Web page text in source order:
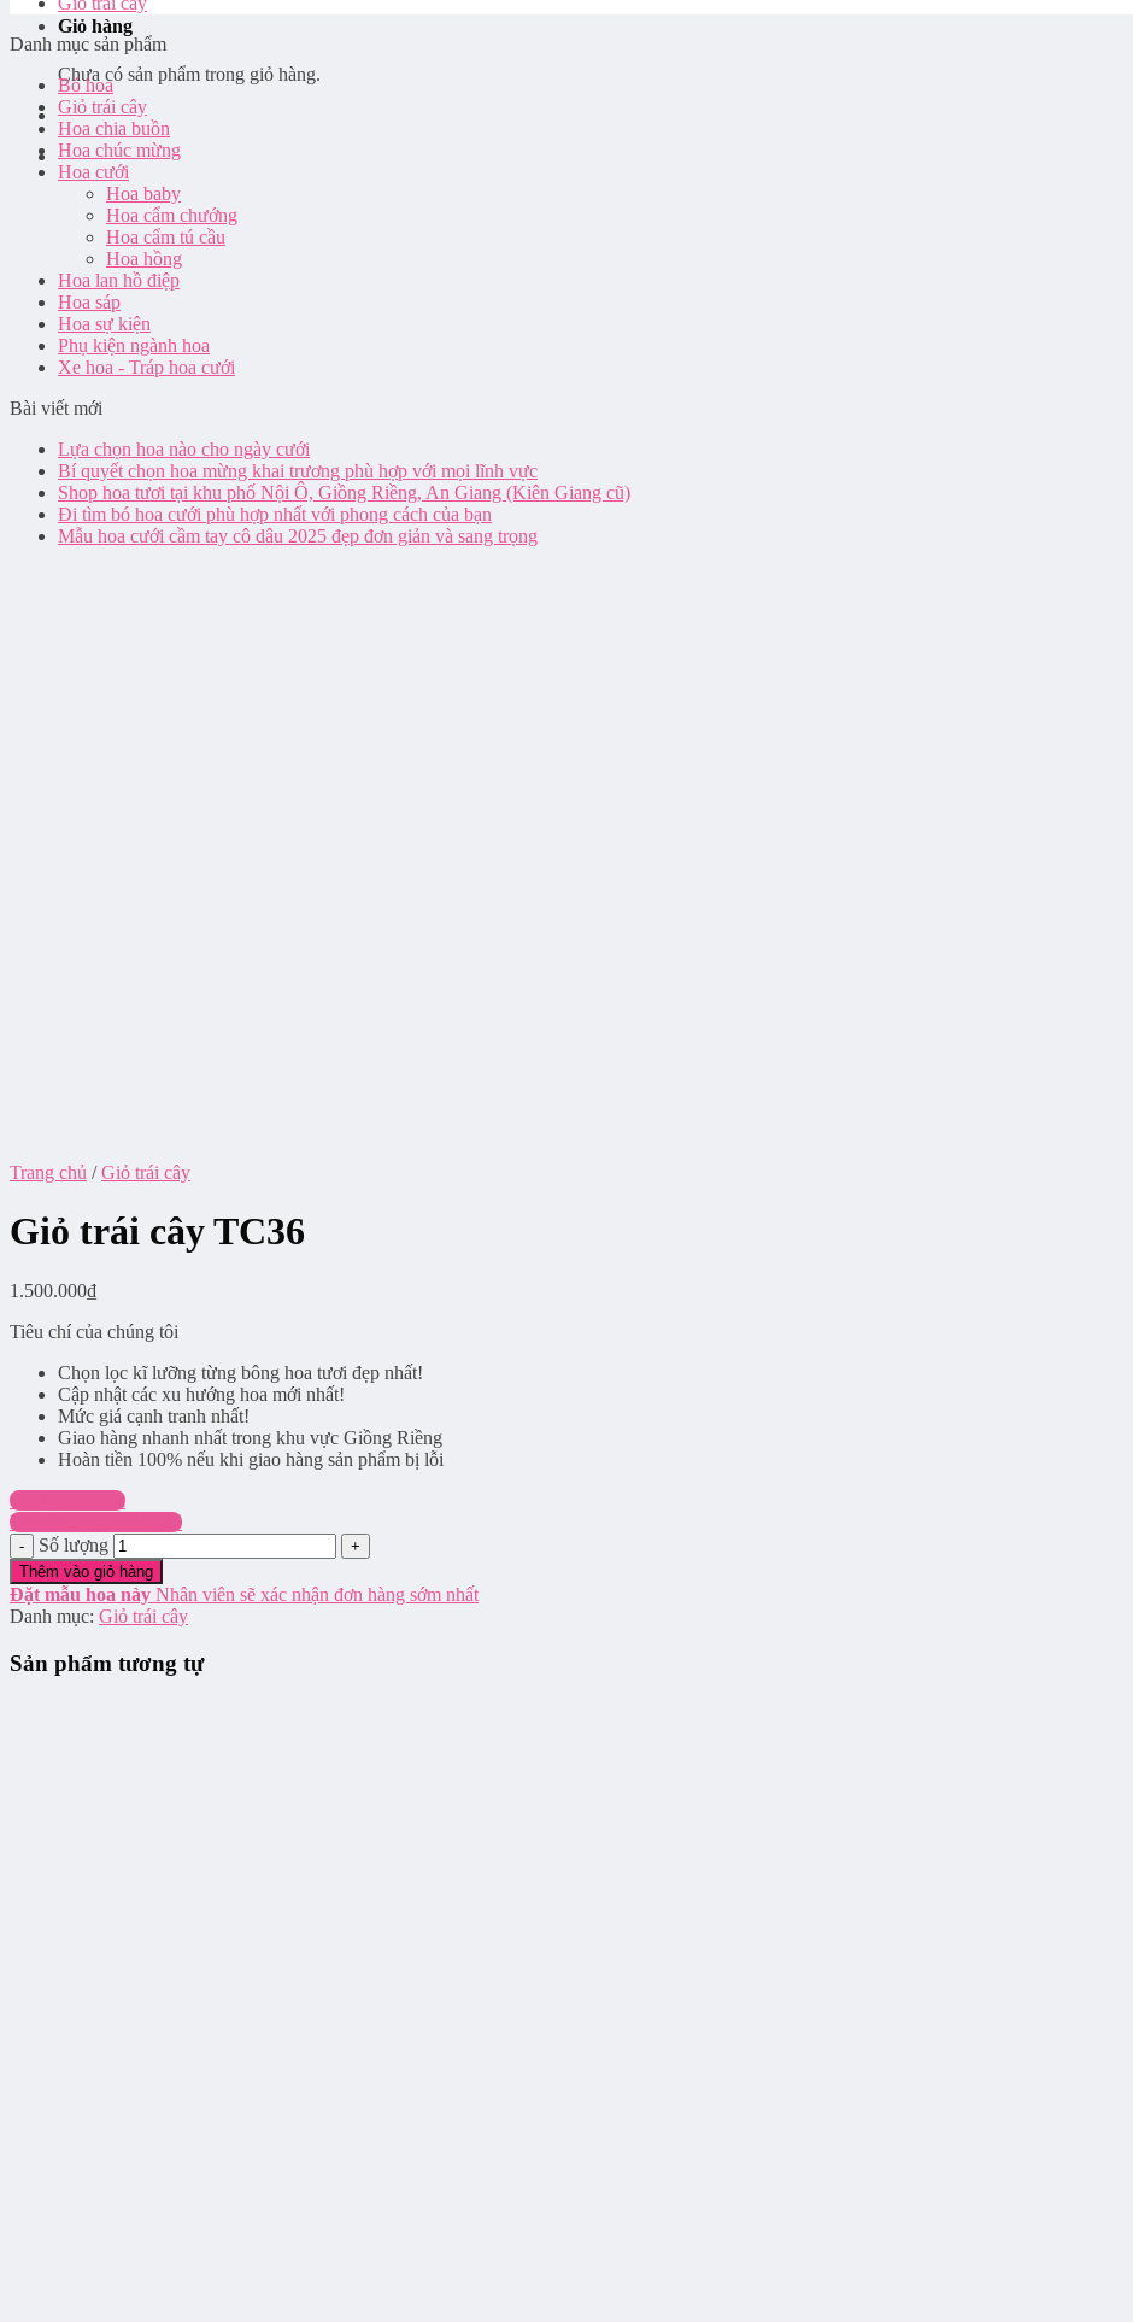
Giỏ hàng
Chưa có sản phẩm trong giỏ hàng.
Danh mục sản phẩm
Bó hoa
Giỏ trái cây
Hoa chia buồn
Hoa chúc mừng
Hoa cưới
Hoa baby
Hoa cẩm chướng
Hoa cẩm tú cầu
Hoa hồng
Hoa lan hồ điệp
Hoa sáp
Hoa sự kiện
Phụ kiện ngành hoa
Xe hoa - Tráp hoa cưới
Bài viết mới
Lựa chọn hoa nào cho ngày cưới
Bí quyết chọn hoa mừng khai trương phù hợp với mọi lĩnh vực
Shop hoa tươi tại khu phố Nội Ô, Giồng Riềng, An Giang (Kiên Giang cũ)
Đi tìm bó hoa cưới phù hợp nhất với phong cách của bạn
Mẫu hoa cưới cầm tay cô dâu 2025 đẹp đơn giản và sang trọng
Trang chủ / Giỏ trái cây
Giỏ trái cây TC36
1.500.000₫
Tiêu chí của chúng tôi
Chọn lọc kĩ lưỡng từng bông hoa tươi đẹp nhất!
Cập nhật các xu hướng hoa mới nhất!
Mức giá cạnh tranh nhất!
Giao hàng nhanh nhất trong khu vực Giồng Riềng
Hoàn tiền 100% nếu khi giao hàng sản phẩm bị lỗi
Chat Facebook
Hotline: 0916.337.745
Số lượng
Thêm vào giỏ hàng
Đặt mẫu hoa này Nhân viên sẽ xác nhận đơn hàng sớm nhất
Danh mục: Giỏ trái cây
Sản phẩm tương tự